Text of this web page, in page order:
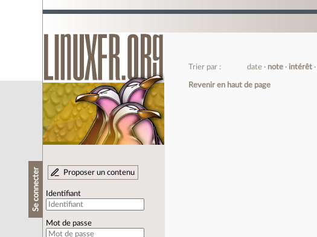
Se connecter Proposer un contenu
Identifiant
Mot de passe
Trier par : date note intérêt
Revenir en haut de page